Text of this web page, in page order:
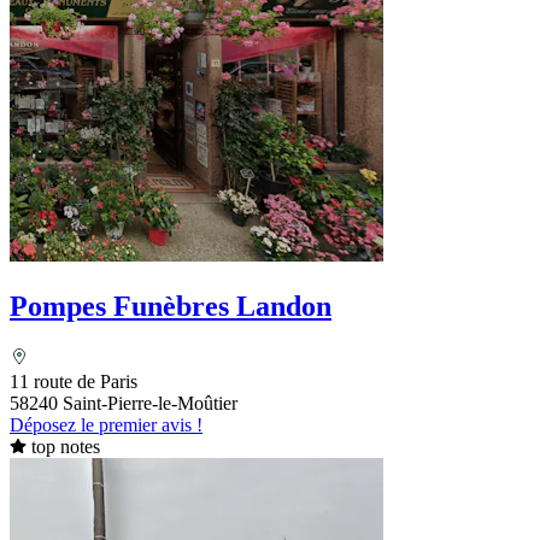
Pompes Funèbres Landon
11 route de Paris
58240 Saint-Pierre-le-Moûtier
Déposez le premier avis !
top notes